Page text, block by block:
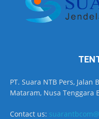
PT. Suara NTB Pers, Jalan
Mataram, Nusa Tenggara
Contact us: